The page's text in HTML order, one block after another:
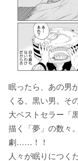
眠ったら、あの男
くる、黒い男。
大ベストセラー「
描く「夢」の数々
劇……！！
人々が眠りにつく